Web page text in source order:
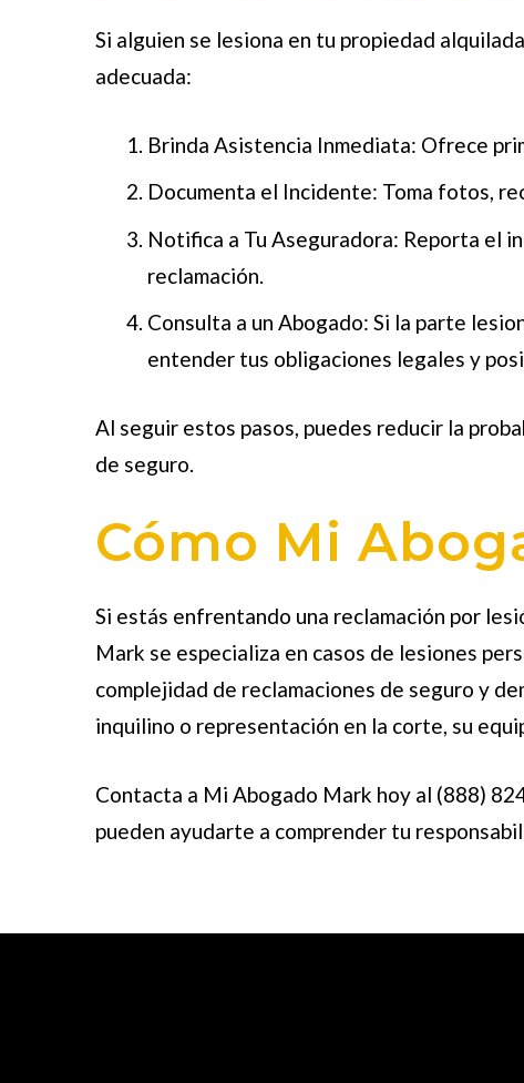
Si alguien se lesiona en tu propiedad
adecuada:
Brinda Asistencia Inmediata: Ofrece
Documenta el Incidente: Toma fotos,
Notifica a Tu Aseguradora: Reporta el
reclamación.
Consulta a un Abogado: Si la parte
entender tus obligaciones legales y
Al seguir estos pasos, puedes reducir la
de seguro.
Cómo Mi
Si estás enfrentando una reclamación por
Mark se especializa en casos de lesiones
complejidad de reclamaciones de seguro y
inquilino o representación en la corte, su
Contacta a Mi Abogado Mark hoy al (888)
pueden ayudarte a comprender tu